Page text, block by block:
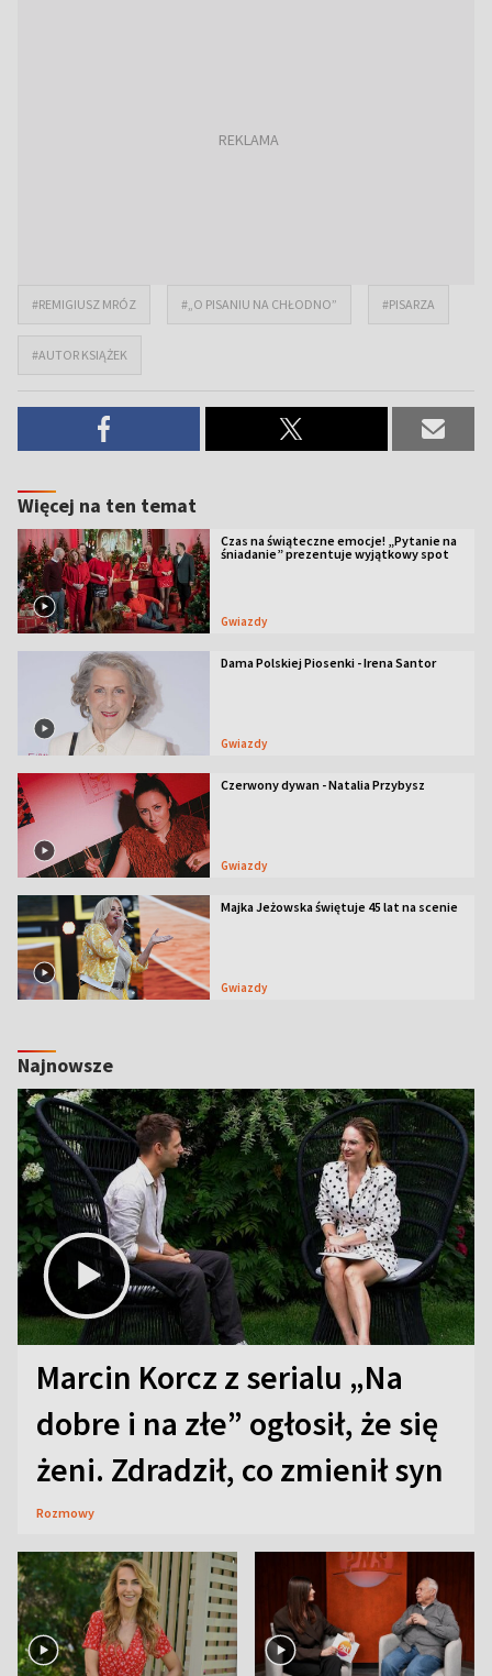
#REMIGIUSZ MRÓZ #„O PISANIU NA CHŁODNO” #PISARZA
#AUTOR KSIĄŻEK
Więcej na ten temat
Czas na świąteczne emocje! „Pytanie na
śniadanie” prezentuje wyjątkowy spot
Gwiazdy
Dama Polskiej Piosenki - Irena Santor
Gwiazdy
Czerwony dywan - Natalia Przybysz
Gwiazdy
Majka Jeżowska świętuje 45 lat na scenie
Gwiazdy
Najnowsze
Marcin Korcz z serialu „Na
dobre i na złe” ogłosił, że się
żeni. Zdradził, co zmienił syn
Rozmowy